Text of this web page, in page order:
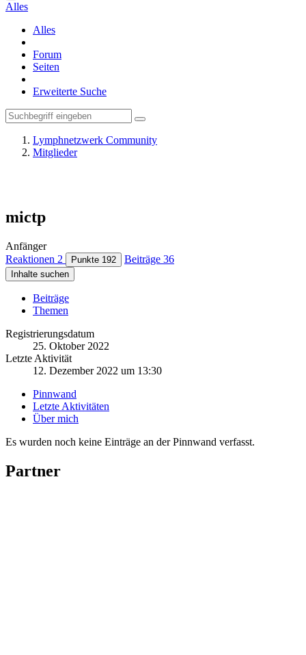
Alles
Alles
Forum
Seiten
Erweiterte Suche
Lymphnetzwerk Community
Mitglieder
mictp
Anfänger
Reaktionen 2 Punkte 192 Beiträge 36
Inhalte suchen
Beiträge
Themen
Registrierungsdatum
25. Oktober 2022
Letzte Aktivität
12. Dezember 2022 um 13:30
Pinnwand
Letzte Aktivitäten
Über mich
Es wurden noch keine Einträge an der Pinnwand verfasst.
Partner